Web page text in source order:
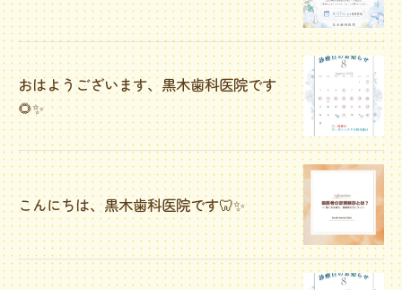
おはようございます、黒木歯科医院です
🌻✨
こんにちは、黒木歯科医院です🦷✨️